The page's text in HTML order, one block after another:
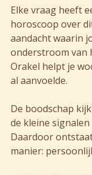
Elke vraag heeft
horoscoop over
aandacht waarin
onderstroom van
Orakel helpt je
al aanvoelde.
De boodschap
de kleine
Daardoor
manier: